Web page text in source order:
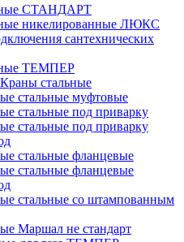
СТАНДАРТ
никелированные ЛЮКС
сантехнических
ТЕМПЕР
Краны стальные
стальные муфтовые
стальные под приварку
стальные под приварку
стальные фланцевые
стальные фланцевые
стальные со штампованным
Маршал не стандарт